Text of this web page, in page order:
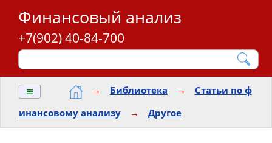
Финансовый анализ
+7(902) 40-84-700
≡ → Библиотека →
Статьи по ф
инансовому анализу
→ Другое